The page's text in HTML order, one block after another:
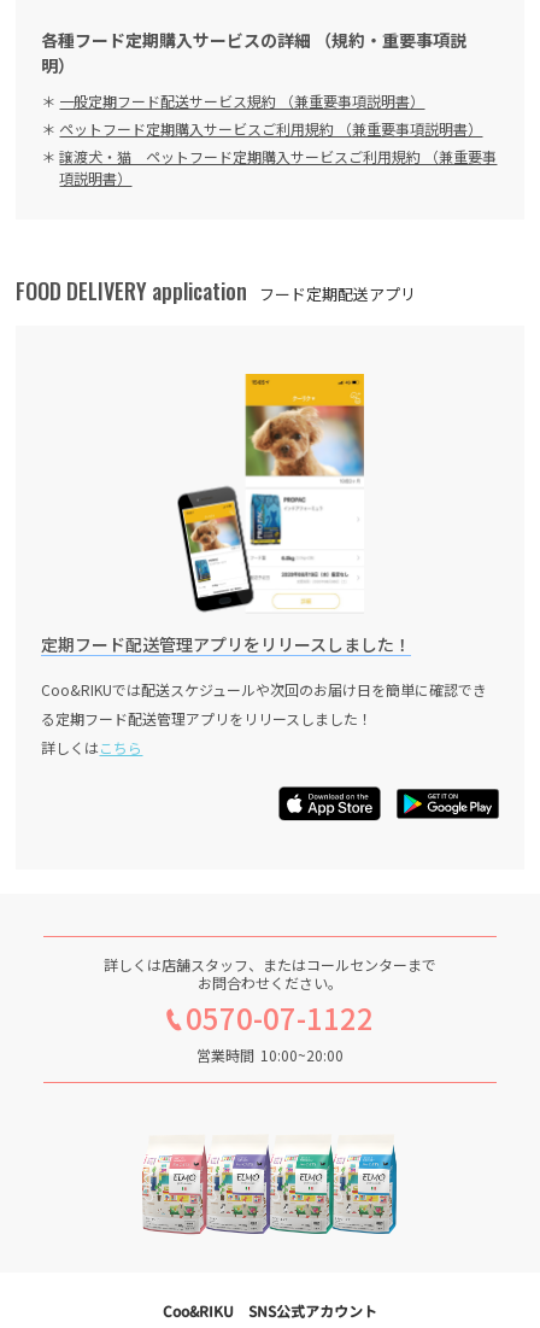
各種フード定期購入サービスの詳細 （規約・重要事項説
明）
一般定期フード配送サービス規約 （兼重要事項説明書）
ペットフード定期購入サービスご利用規約 （兼重要事項説明書）
譲渡犬・猫 ペットフード定期購入サービスご利用規約 （兼重要事
項説明書）
FOOD DELIVERY application フード定期配送アプリ
定期フード配送管理アプリをリリースしました！
Coo&RIKUでは配送スケジュールや次回のお届け日を簡単に確認でき
る定期フード配送管理アプリをリリースしました！
詳しくはこちら
詳しくは店舗スタッフ、またはコールセンターまで
お問合わせください。
0570-07-1122
営業時間 10:00~20:00
Coo&RIKU SNS公式アカウント